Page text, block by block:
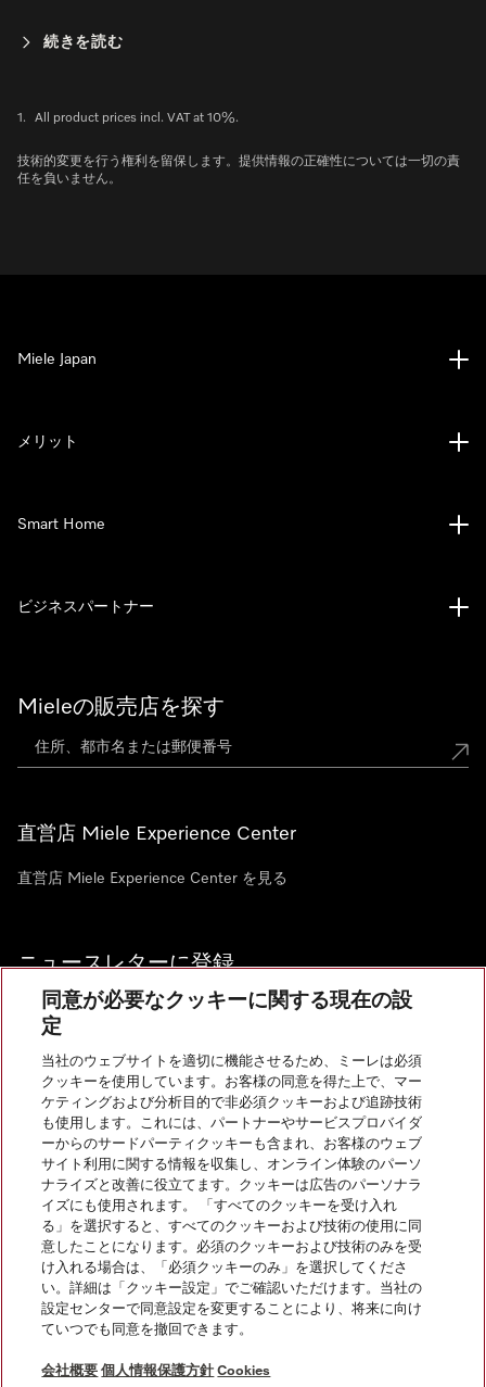
続きを読む
1. All product prices incl. VAT at 10%.
技術的変更を行う権利を留保します。提供情報の正確性については一切の責
任を負いません。
Mieleの販売店を探す
直営店 Miele Experience Center
直営店 Miele Experience Center を見る
ニュースレターに登録
お問い合わせ
Miele Japan
メリット
Smart Home
ビジネスパートナー
会社概要
法的通知
個人情報保護方針
InstagramのMiele
YoutubeのMiele
同意が必要なクッキーに関する現在の設
定
当社のウェブサイトを適切に機能させるため、ミーレは必須
クッキーを使用しています。お客様の同意を得た上で、マー
ケティングおよび分析目的で非必須クッキーおよび追跡技術
も使用します。これには、パートナーやサービスプロバイダ
ーからのサードパーティクッキーも含まれ、お客様のウェブ
サイト利用に関する情報を収集し、オンライン体験のパーソ
ナライズと改善に役立てます。クッキーは広告のパーソナラ
イズにも使用されます。 「すべてのクッキーを受け入れ
る」を選択すると、すべてのクッキーおよび技術の使用に同
意したことになります。必須のクッキーおよび技術のみを受
け入れる場合は、「必須クッキーのみ」を選択してくださ
い。詳細は「クッキー設定」でご確認いただけます。当社の
設定センターで同意設定を変更することにより、将来に向け
ていつでも同意を撤回できます。
会社概要 個人情報保護方針 Cookies